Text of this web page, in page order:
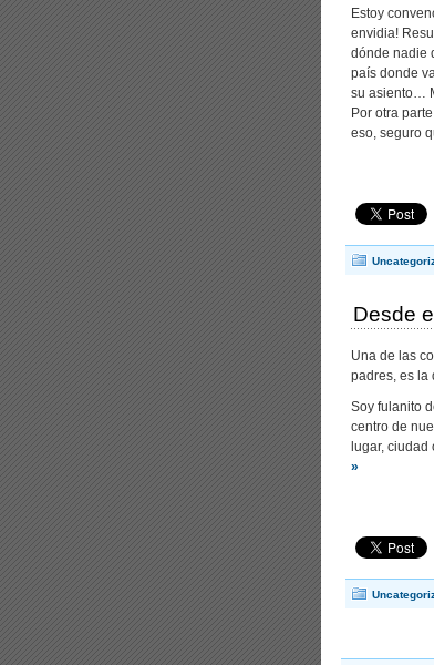
Estoy
envidia!
dónde nadie
país donde
su asiento…
Por otra
eso, seguro
Desde
Una de las
padres, es la
Soy fulanito
centro de
lugar,
»